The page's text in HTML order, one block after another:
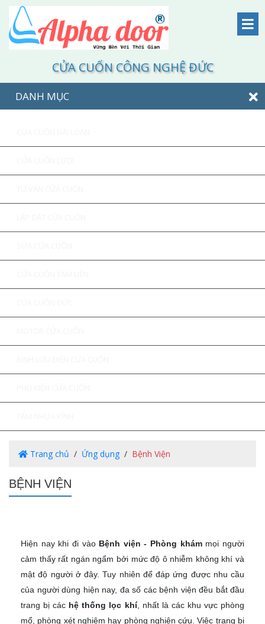
CỬA CUỐN CÔNG NGHỆ ĐỨC
DANH MỤC
Trang chủ Ứng dụng Bệnh Viện
BỆNH VIỆN
Hiện nay khi đi vào Bệnh viện - Phòng khámmọi người
cảm thấy rất ngán ngẩm bởi mức độ ô nhiễm không khí và
mật độ người ở đây. Tuy nhiên để đáp ứng được nhu cầu
của người dùng hiện nay, đa số các bệnh viện đều bắt đầu
trang bị các hệ thống lọc khí, nhất là các khu vực phòng
mổ, phòng xét nghiệm hay phòng nghiên cứu. Việc trang bị